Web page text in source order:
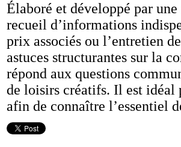
Élaboré et développé par
recueil d’informations
prix associés ou l’entretien
astuces structurantes sur la
répond aux questions
de loisirs créatifs. Il est idéal
afin de connaître l’essentiel